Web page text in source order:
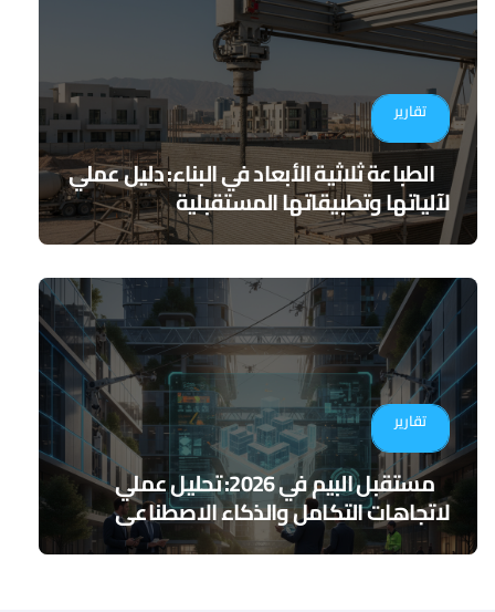
تقارير
الطباعة ثلاثية الأبعاد في البناء: دليل عملي
لآلياتها وتطبيقاتها المستقبلية
تقارير
مستقبل البيم في 2026: تحليل عملي
لاتجاهات التكامل والذكاء الاصطناعي